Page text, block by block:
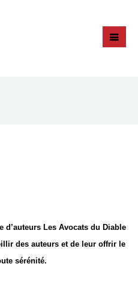
d’auteurs Les Avocats du Diable
des auteurs et de leur offrir le
sérénité.